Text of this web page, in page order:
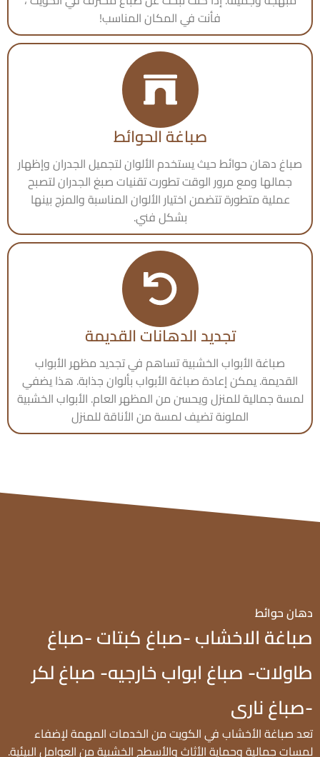
فأنت في المكان المناسب!
صباغة الحوائط
صباغ دهان حوائط حيث يستخدم الألوان لتجميل الجدران وإظهار
جمالها ومع مرور الوقت تطورت تقنيات صبغ الجدران لتصبح
عملية متطورة تتضمن اختيار الألوان المناسبة والمزج بينها
بشكل فني.
تجديد الدهانات القديمة
صباغة الأبواب الخشبية تساهم في تجديد مظهر الأبواب
القديمة. يمكن إعادة صباغة الأبواب بألوان جذابة. هذا يضفي
لمسة جمالية للمنزل ويحسن من المظهر العام. الأبواب الخشبية
الملونة تضيف لمسة من الأناقة للمنزل
دهان حوائط
صباغة الاخشاب -صباغ كبتات -صباغ
طاولات- صباغ ابواب خارجيه- صباغ لكر
-صباغ نارى
تعد صباغة الأخشاب في الكويت من الخدمات المهمة لإضفاء
لمسات جمالية وحماية الأثاث والأسطح الخشبية من العوامل البيئية.